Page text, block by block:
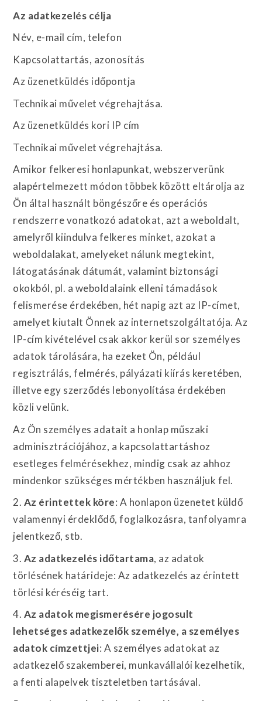
Az adatkezelés célja
Név, e-mail cím, telefon
Kapcsolattartás, azonosítás
Az üzenetküldés időpontja
Technikai művelet végrehajtása.
Az üzenetküldés kori IP cím
Technikai művelet végrehajtása.
Amikor felkeresi honlapunkat, webszerverünk
alapértelmezett módon többek között eltárolja az
Ön által használt böngészőre és operációs
rendszerre vonatkozó adatokat, azt a weboldalt,
amelyről kiindulva felkeres minket, azokat a
weboldalakat, amelyeket nálunk megtekint,
látogatásának dátumát, valamint biztonsági
okokból, pl. a weboldalaink elleni támadások
felismerése érdekében, hét napig azt az IP-címet,
amelyet kiutalt Önnek az internetszolgáltatója. Az
IP-cím kivételével csak akkor kerül sor személyes
adatok tárolására, ha ezeket Ön, például
regisztrálás, felmérés, pályázati kiírás keretében,
illetve egy szerződés lebonyolítása érdekében
közli velünk.
Az Ön személyes adatait a honlap műszaki
adminisztrációjához, a kapcsolattartáshoz
esetleges felmérésekhez, mindig csak az ahhoz
mindenkor szükséges mértékben használjuk fel.
2. Az érintettek köre: A honlapon üzenetet küldő
valamennyi érdeklődő, foglalkozásra, tanfolyamra
jelentkező, stb.
3. Az adatkezelés időtartama, az adatok
törlésének határideje: Az adatkezelés az érintett
törlési kéréséig tart.
4. Az adatok megismerésére jogosult
lehetséges adatkezelők személye, a személyes
adatok címzettjei: A személyes adatokat az
adatkezelő szakemberei, munkavállalói kezelhetik,
a fenti alapelvek tiszteletben tartásával.